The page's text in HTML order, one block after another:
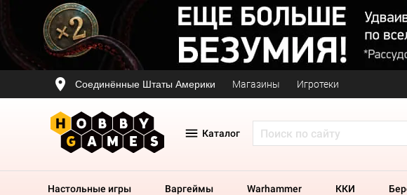
Соединённые Штаты Америки Магазины Игротеки
Каталог
Настольные игры Варгеймы Warhammer ККИ